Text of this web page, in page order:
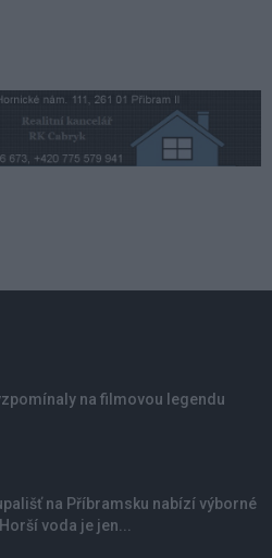
na filmovou legendu
na Příbramsku nabízí výborné
voda je jen...